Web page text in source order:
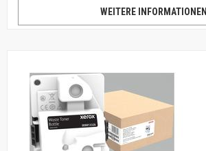
WEITERE INFORMATIONEN